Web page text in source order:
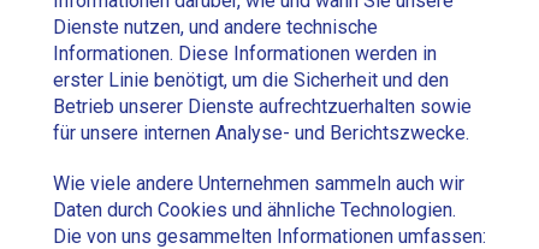
Dienste nutzen, und andere technische
Informationen. Diese Informationen werden in
erster Linie benötigt, um die Sicherheit und den
Betrieb unserer Dienste aufrechtzuerhalten sowie
für unsere internen Analyse- und Berichtszwecke.
Wie viele andere Unternehmen sammeln auch wir
Daten durch Cookies und ähnliche Technologien.
Die von uns gesammelten Informationen umfassen: